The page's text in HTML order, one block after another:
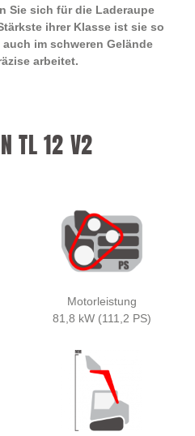
Sie sich für die Laderaupe
ihrer Klasse ist sie so
im schweren Gelände
arbeitet.
TL 12 V2
Motorleistung
81,8 kW (111,2 PS)